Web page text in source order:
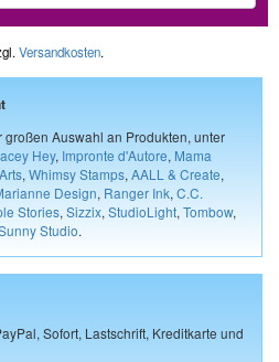
Versandkosten.
Auswahl an Produkten, unter
Hey, Impronte d'Autore, Mama
, Whimsy Stamps, AALL & Create,
Design, Ranger Ink, C.C.
Stories, Sizzix, StudioLight, Tombow,
Studio.
Sofort, Lastschrift, Kreditkarte und